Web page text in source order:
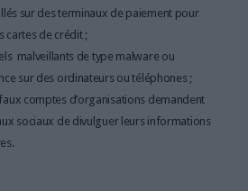
sur des terminaux de paiement pour
cartes de crédit ;
malveillants de type malware ou
sur des ordinateurs ou téléphones ;
comptes d’organisations demandent
sociaux de divulguer leurs informations